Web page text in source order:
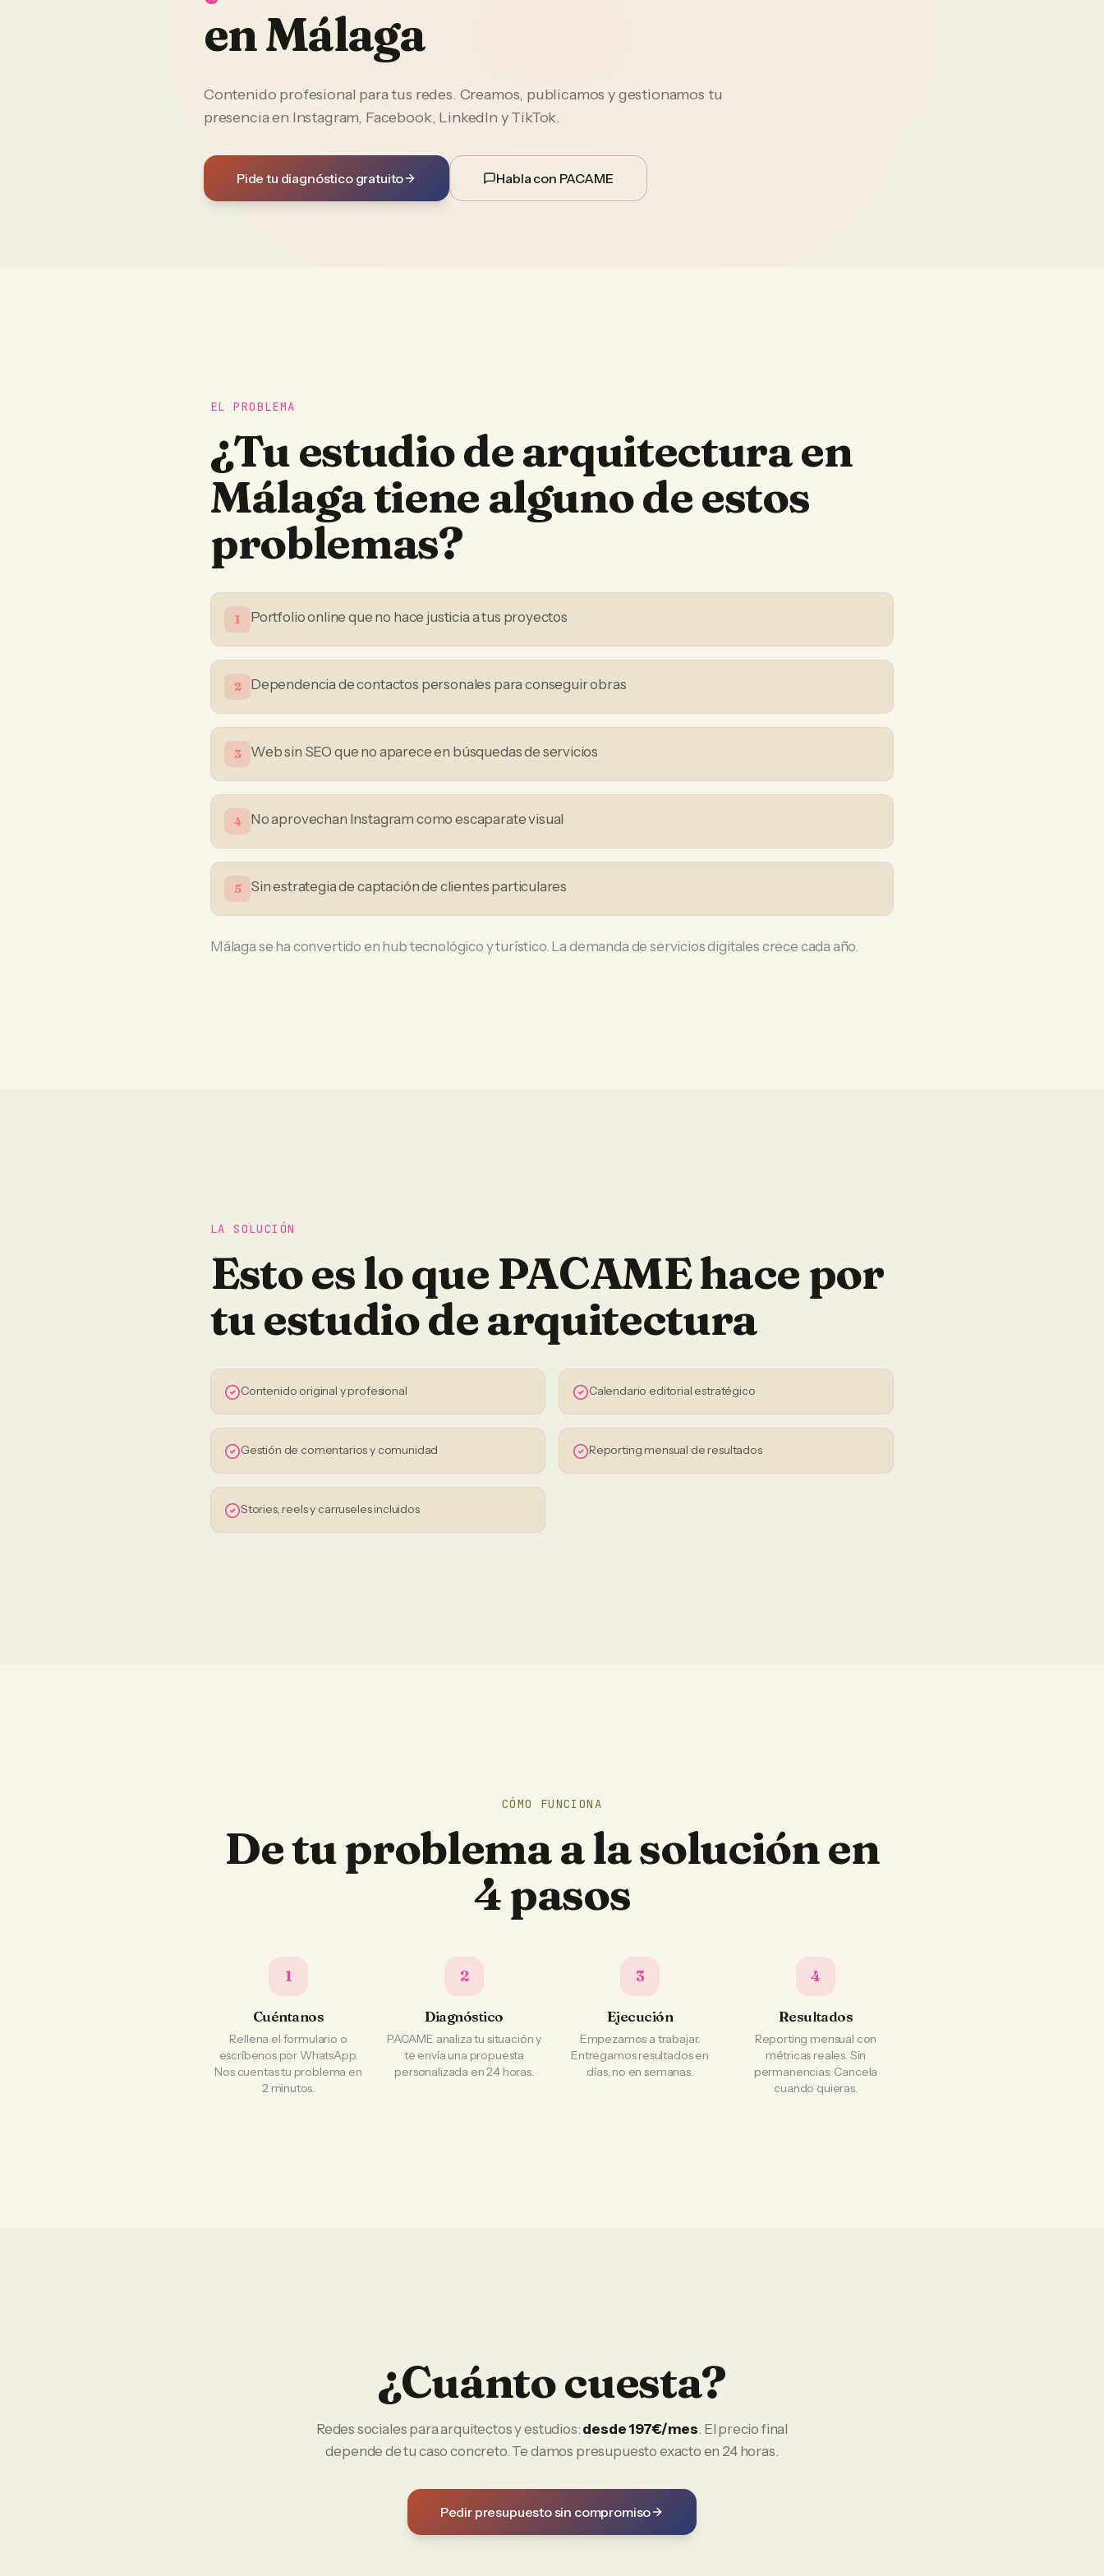
enMálaga
Contenido profesional para tus redes. Creamos, publicamos y gestionamos tu
presencia en Instagram, Facebook, LinkedIn y TikTok.
Pide tu diagnóstico gratuito Habla con PACAME
EL PROBLEMA
¿Tuestudio de arquitecturaen
Málagatiene alguno de estos
problemas?
1 Portfolio online que no hace justicia a tus proyectos
2 Dependencia de contactos personales para conseguir obras
3 Web sin SEO que no aparece en búsquedas de servicios
4 No aprovechan Instagram como escaparate visual
5 Sin estrategia de captación de clientes particulares
Málaga se ha convertido en hub tecnológico y turístico. La demanda de servicios digitales crece cada año.
LA SOLUCIÓN
Esto es lo que PACAME hace por
tuestudio de arquitectura
Contenido original y profesional Calendario editorial estratégico
Gestión de comentarios y comunidad Reporting mensual de resultados
Stories, reels y carruseles incluidos
CÓMO FUNCIONA
De tu problema a la solución en
4 pasos
1
Cuéntanos
Rellena el formulario o
escríbenos por WhatsApp.
Nos cuentas tu problema en
2 minutos.
2
Diagnóstico
PACAME analiza tu situación y
te envía una propuesta
personalizada en 24 horas.
3
Ejecución
Empezamos a trabajar.
Entregamos resultados en
días, no en semanas.
4
Resultados
Reporting mensual con
métricas reales. Sin
permanencias. Cancela
cuando quieras.
¿Cuánto cuesta?
Redes sociales paraarquitectos y estudios: desde 197€/mes. El precio final
depende de tu caso concreto. Te damos presupuesto exacto en 24 horas.
Pedir presupuesto sin compromiso